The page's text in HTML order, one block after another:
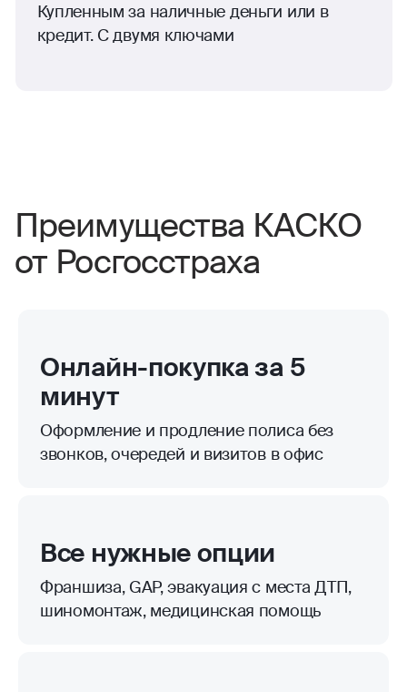
Купленным за наличные деньги или в
кредит. С двумя ключами
Преимущества КАСКО
от Росгосстраха
Онлайн-покупка за 5
минут
Оформление и продление полиса без
звонков, очередей и визитов в офис
Все нужные опции
Франшиза, GAP, эвакуация с места ДТП,
шиномонтаж, медицинская помощь